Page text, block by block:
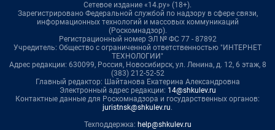
Сетевое издание «14.ру» (18+).
Зарегистрировано Федеральной службой по надзору в сфере связи,
информационных технологий и массовых коммуникаций
(Роскомнадзор).
Регистрационный номер ЭЛ № ФС 77 - 87892
Учредитель: Общество с ограниченной ответственностью "ИНТЕРНЕТ
ТЕХНОЛОГИИ"
Адрес редакции: 630099, Россия, Новосибирск, ул. Ленина, д. 12, 6 этаж, 8
(383) 212-52-52
Главный редактор: Шайтанова Екатерина Александровна
Электронный адрес редакции: 14@shkulev.ru
Контактные данные для Роскомнадзора и государственных органов:
juristnsk@shkulev.ru.
Техподдержка: help@shkulev.ru